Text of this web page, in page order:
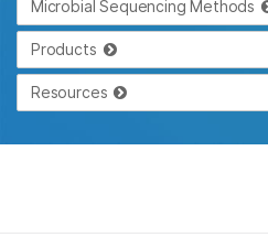
Microbial Sequencing Methods
Products
Resources